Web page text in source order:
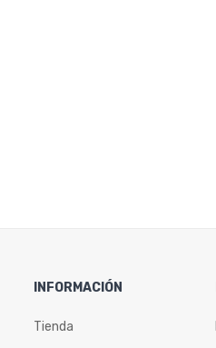
INFORMACIÓN
Tienda